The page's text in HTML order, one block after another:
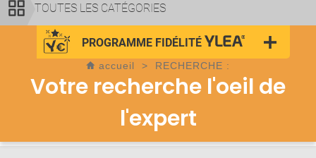
TOUTES LES CATÉGORIES
PROGRAMME FIDÉLITÉ
accueil > RECHERCHE :
Votre recherche l'oeil de
l'expert